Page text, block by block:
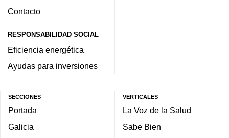
Contacto
RESPONSABILIDAD SOCIAL
Eficiencia energética
Ayudas para inversiones
SECCIONES
Portada
Galicia
VERTICALES
La Voz de la Salud
Sabe Bien